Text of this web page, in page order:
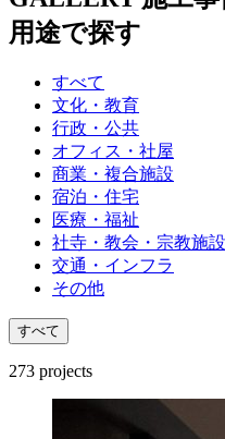
用途で探す
すべて
文化・教育
行政・公共
オフィス・社屋
商業・複合施設
宿泊・住宅
医療・福祉
社寺・教会・宗教施設
交通・インフラ
その他
すべて
273 projects